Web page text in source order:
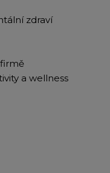
zdraví
a wellness